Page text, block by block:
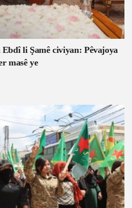
li Şamê civiyan: Pêvajoya
masê ye